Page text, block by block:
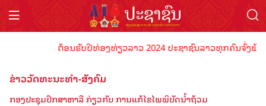
ຕ້ອນຮັບປີທ່ອງທ່ຽວລາວ 2024 ປະຊາຊົນລາວທຸກຄົນຈົ່ງພ້ອ
ຂ່າວວັດທະນະທຳ-ສັງຄົມ
ກອງປະຊຸມປຶກສາຫາລື ກ່ຽວກັບ ການແກ້ໄຂໄພພິບັດນໍ້າຖ້ວມ